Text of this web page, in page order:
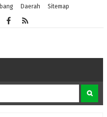
Daerah Sitemap